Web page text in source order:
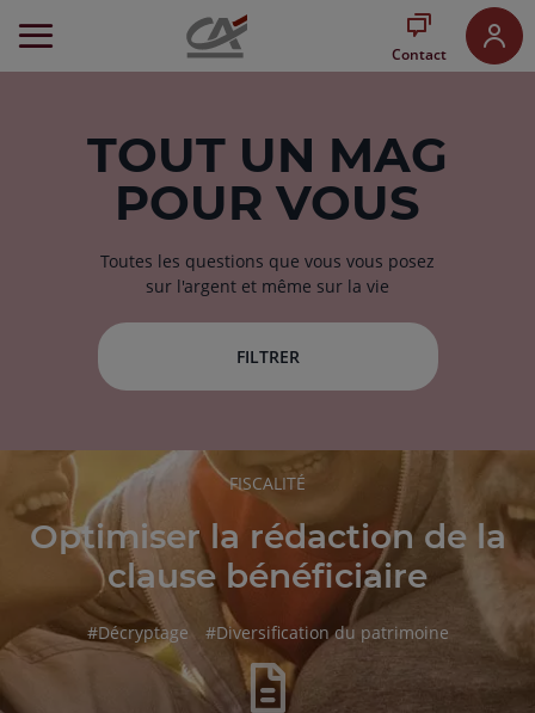
au
Contact
TOUT UN MAG
POUR VOUS
Toutes les questions que vous vous posez
sur l'argent et même sur la vie
FILTRER
RUBRIQUE
L'ARTICLE
FISCALITÉ
Optimiser la rédaction de la
clause bénéficiaire
hashtag
#Décryptage hashtag
#Diversification du patrimoine